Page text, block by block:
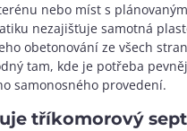
nebo míst s
nezajišťuje samotná
obetonování ze všech
tam, kde je potřeba
samonosného provedení.
tříkomorový